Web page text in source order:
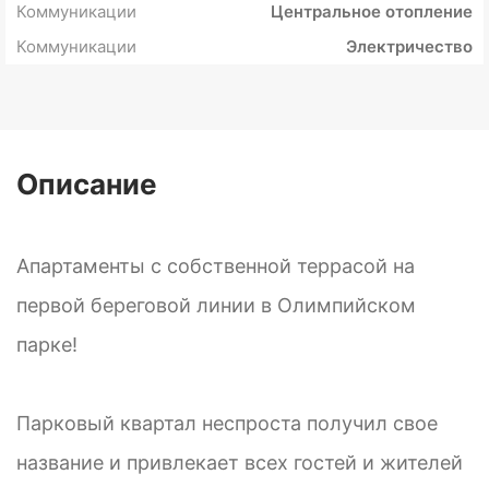
Коммуникации
Центральное отопление
Коммуникации
Электричество
Описание
Апартаменты с собственной террасой на
первой береговой линии в Олимпийском
парке!
Парковый квартал неспроста получил свое
название и привлекает всех гостей и жителей